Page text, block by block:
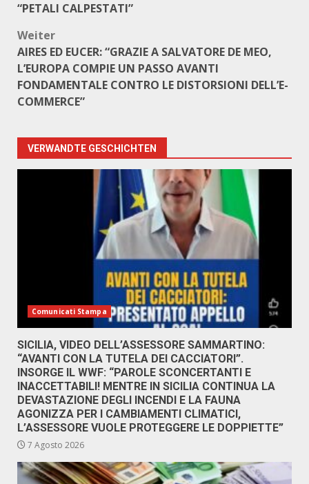
“PETALI CALPESTATI”
Weiter
AIRES ED EUCER: “GRAZIE A SALVATORE DE MEO,
L’EUROPA COMPIE UN PASSO AVANTI
FONDAMENTALE CONTRO LE DISTORSIONI DELL’E-
COMMERCE”
VERWANDTE GESCHICHTEN
Comunicati Stampa
SICILIA, VIDEO DELL’ASSESSORE SAMMARTINO:
“AVANTI CON LA TUTELA DEI CACCIATORI”.
INSORGE IL WWF: “PAROLE SCONCERTANTI E
INACCETTABILI! MENTRE IN SICILIA CONTINUA LA
DEVASTAZIONE DEGLI INCENDI E LA FAUNA
AGONIZZA PER I CAMBIAMENTI CLIMATICI,
L’ASSESSORE VUOLE PROTEGGERE LE DOPPIETTE”
7 Agosto 2026